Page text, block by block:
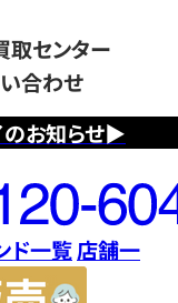
お知らせ▶
取センター
合わせ
ド一覧店舗一